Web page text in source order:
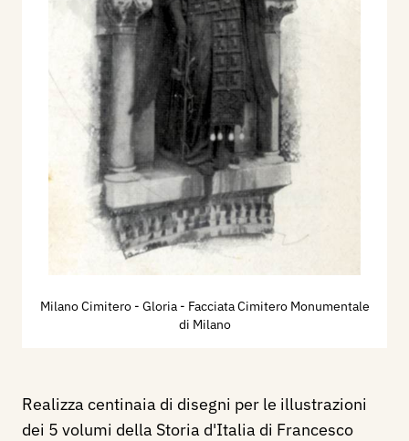
Milano Cimitero - Gloria - Facciata Cimitero Monumentale
di Milano
Realizza centinaia di disegni per le illustrazioni
dei 5 volumi della Storia d'Italia di Francesco